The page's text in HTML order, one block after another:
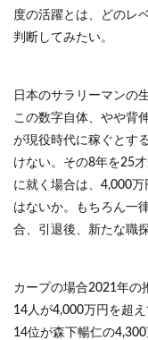
度の活躍とは、どのレ
判断してみたい。
日本のサラリーマンの
この数字自体、やや背
が現役時代に稼ぐとす
けない。その8年を25
に就く場合は、4,000
はないか。もちろん一
合、引退後、新たな職
カープの場合2021年の
14人が4,000万円を超
14位が森下暢仁の